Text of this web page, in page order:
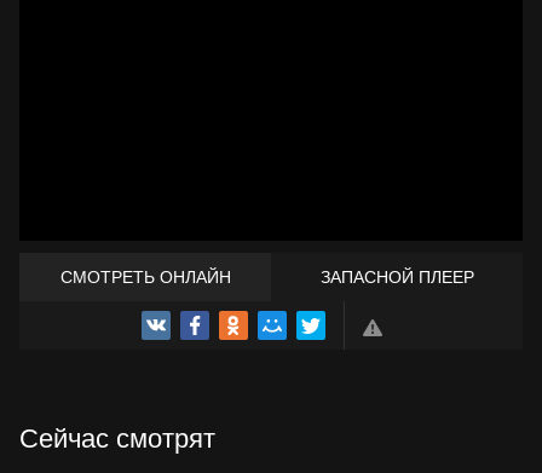
СМОТРЕТЬ ОНЛАЙН ЗАПАСНОЙ ПЛЕЕР
ТРЕЙЛЕР
Сейчас смотрят